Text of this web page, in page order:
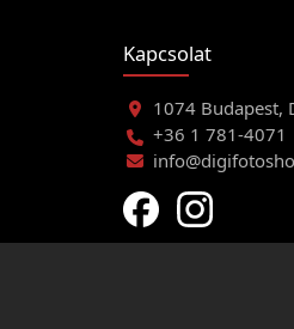
Kapcsolat
1074 Budapest,
+36 1 781-4071